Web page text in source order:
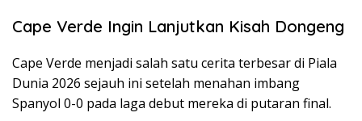
Cape Verde Ingin Lanjutkan Kisah Dongeng
Cape Verde menjadi salah satu cerita terbesar di Piala
Dunia 2026 sejauh ini setelah menahan imbang
Spanyol 0-0 pada laga debut mereka di putaran final.